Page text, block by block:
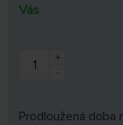
Vás
+
-
Prodloužená doba